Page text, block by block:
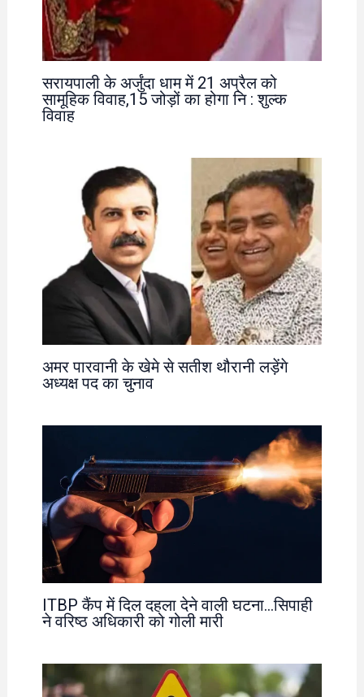
सरायपाली के अर्जुंदा धाम में 21 अप्रैल को
सामूहिक विवाह,15 जोड़ों का होगा नि : शुल्क
विवाह
अमर पारवानी के खेमे से सतीश थौरानी लड़ेंगे
अध्यक्ष पद का चुनाव
ITBP कैंप में दिल दहला देने वाली घटना…सिपाही
ने वरिष्ठ अधिकारी को गोली मारी